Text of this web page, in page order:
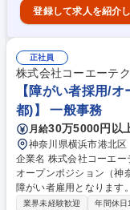
登録して求人を紹介
正社員
株式会社コーエーテ
【障がい者採用/
都)】 一般事務
月給30万5000円以
神奈川県横浜市港北区
企業名 株式会社コーエーテクモホー
オープンポジション（神奈川/東京/京都
障がい者雇用となります
ゲームタイトルを数多
業界未経験歓迎 年間休日